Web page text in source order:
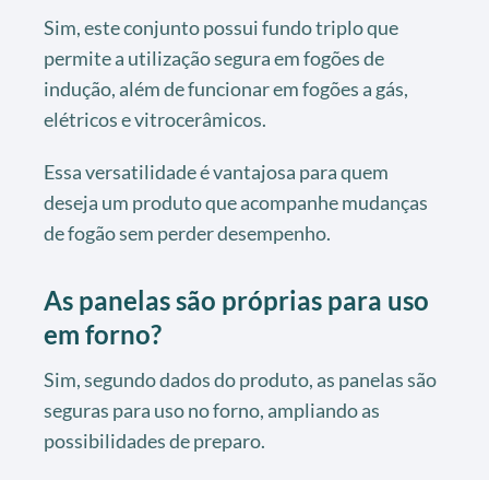
Sim, este conjunto possui fundo triplo que
permite a utilização segura em fogões de
indução, além de funcionar em fogões a gás,
elétricos e vitrocerâmicos.
Essa versatilidade é vantajosa para quem
deseja um produto que acompanhe mudanças
de fogão sem perder desempenho.
As panelas são próprias para uso
em forno?
Sim, segundo dados do produto, as panelas são
seguras para uso no forno, ampliando as
possibilidades de preparo.